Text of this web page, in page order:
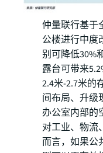
仲量联行基于
公楼进行中度
别可降低30%
露台可带来
2.4米-2.7米的
间布局、升级
办公室内部的
对工业、物流
而言，如果公